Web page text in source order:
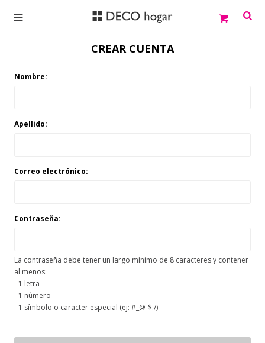

CREAR CUENTA
Nombre:
Apellido:
Correo electrónico:
Contraseña:
La contraseña debe tener un largo mínimo de 8 caracteres y contener
al menos:
- 1 letra
- 1 número
- 1 símbolo o caracter especial (ej: #_@-$./)